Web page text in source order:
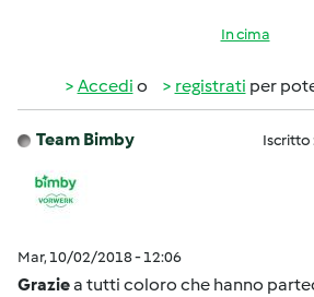
In cima
Accedi o registrati per
Team Bimby Iscritto
Mar, 10/02/2018 - 12:06
Graziea tutti coloro che hanno